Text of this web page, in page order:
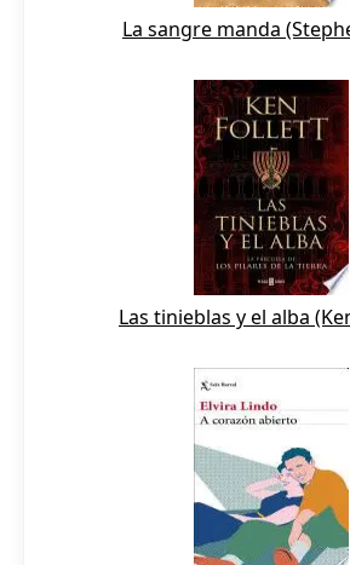
La sangre manda
Las tinieblas y el alba